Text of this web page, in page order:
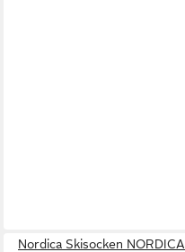
Nordica Skisocken NORDICA